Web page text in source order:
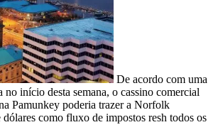
De acordo com uma
no início desta semana, o cassino comercial
Pamunkey poderia trazer a Norfolk
dólares como fluxo de impostos resh todos os